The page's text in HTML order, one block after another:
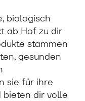
biologisch
ab Hof zu dir
stammen
gesunden
sie für ihre
dir volle